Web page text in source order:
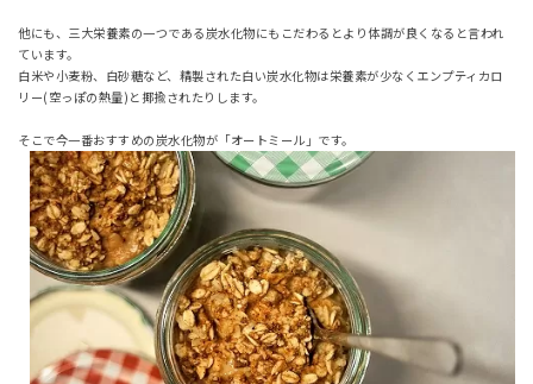
他にも、三大栄養素の一つである炭水化物にもこだわるとより体調が良くなると言われ
ています。
白米や小麦粉、白砂糖など、精製された白い炭水化物は栄養素が少なくエンプティカロ
リー(空っぽの熱量)と揶揄されたりします。
そこで今一番おすすめの炭水化物が「オートミール」です。